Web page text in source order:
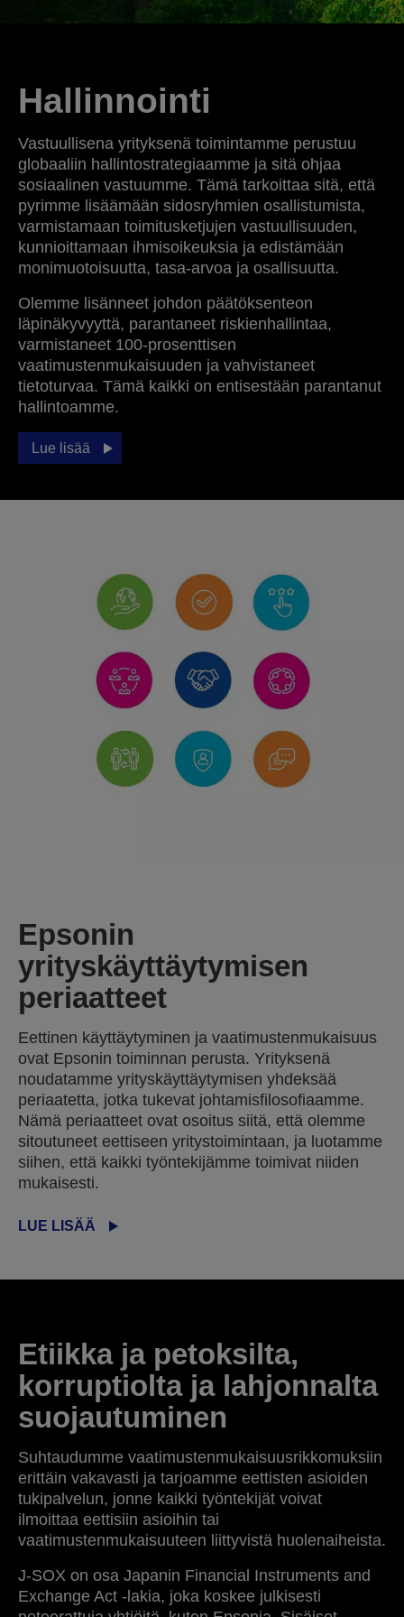
Hallinnointi
Vastuullisena yrityksenä toimintamme perustuu
globaaliin hallintostrategiaamme ja sitä ohjaa
sosiaalinen vastuumme. Tämä tarkoittaa sitä, että
pyrimme lisäämään sidosryhmien osallistumista,
varmistamaan toimitusketjujen vastuullisuuden,
kunnioittamaan ihmisoikeuksia ja edistämään
monimuotoisuutta, tasa-arvoa ja osallisuutta.
Olemme lisänneet johdon päätöksenteon
läpinäkyvyyttä, parantaneet riskienhallintaa,
varmistaneet 100-prosenttisen
vaatimustenmukaisuuden ja vahvistaneet
tietoturvaa. Tämä kaikki on entisestään parantanut
hallintoamme.
Lue lisää
Epsonin
yrityskäyttäytymisen
periaatteet
Eettinen käyttäytyminen ja vaatimustenmukaisuus
ovat Epsonin toiminnan perusta. Yrityksenä
noudatamme yrityskäyttäytymisen yhdeksää
periaatetta, jotka tukevat johtamisfilosofiaamme.
Nämä periaatteet ovat osoitus siitä, että olemme
sitoutuneet eettiseen yritystoimintaan, ja luotamme
siihen, että kaikki työntekijämme toimivat niiden
mukaisesti.
LUE LISÄÄ
Etiikka ja petoksilta,
korruptiolta ja lahjonnalta
suojautuminen
Suhtaudumme vaatimustenmukaisuusrikkomuksiin
erittäin vakavasti ja tarjoamme eettisten asioiden
tukipalvelun, jonne kaikki työntekijät voivat
ilmoittaa eettisiin asioihin tai
vaatimustenmukaisuuteen liittyvistä huolenaiheista.
J-SOX on osa Japanin Financial Instruments and
Exchange Act -lakia, joka koskee julkisesti